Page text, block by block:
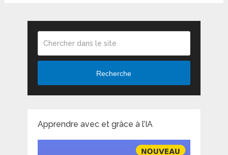
Recherche
Apprendre avec et grâce à l’IA